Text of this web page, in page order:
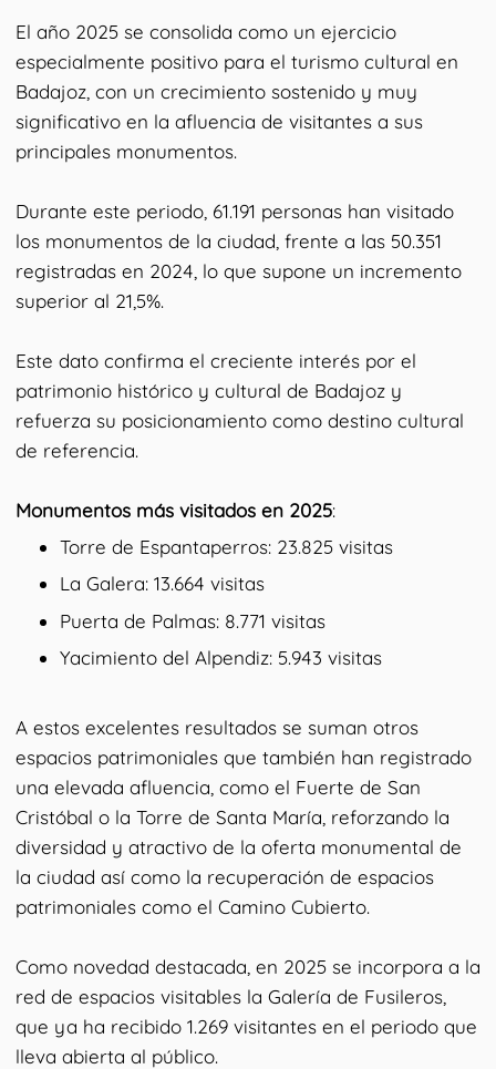
El año 2025 se consolida como un ejercicio
especialmente positivo para el turismo cultural en
Badajoz, con un crecimiento sostenido y muy
significativo en la afluencia de visitantes a sus
principales monumentos.
Durante este periodo, 61.191 personas han visitado
los monumentos de la ciudad, frente a las 50.351
registradas en 2024, lo que supone un incremento
superior al 21,5%.
Este dato confirma el creciente interés por el
patrimonio histórico y cultural de Badajoz y
refuerza su posicionamiento como destino cultural
de referencia.
Monumentos más visitados en 2025:
Torre de Espantaperros: 23.825 visitas
La Galera: 13.664 visitas
Puerta de Palmas: 8.771 visitas
Yacimiento del Alpendiz: 5.943 visitas
A estos excelentes resultados se suman otros
espacios patrimoniales que también han registrado
una elevada afluencia, como el Fuerte de San
Cristóbal o la Torre de Santa María, reforzando la
diversidad y atractivo de la oferta monumental de
la ciudad así como la recuperación de espacios
patrimoniales como el Camino Cubierto.
Como novedad destacada, en 2025 se incorpora a la
red de espacios visitables la Galería de Fusileros,
que ya ha recibido 1.269 visitantes en el periodo que
lleva abierta al público.